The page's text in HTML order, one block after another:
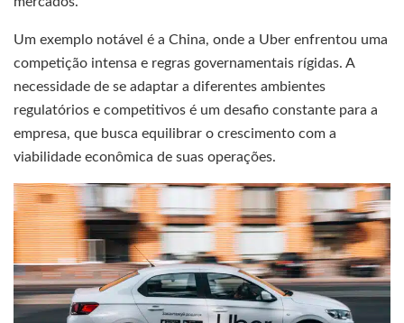
Um exemplo notável é a China, onde a Uber enfrentou uma
competição intensa e regras governamentais rígidas. A
necessidade de se adaptar a diferentes ambientes
regulatórios e competitivos é um desafio constante para a
empresa, que busca equilibrar o crescimento com a
viabilidade econômica de suas operações.